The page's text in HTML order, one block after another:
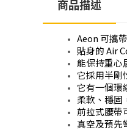
商品描述
Aeon 可攜
貼身的 Air
能保持重心
它採用半剛
它有一個環
柔軟、穩固
前拉式腰帶
真空及預先